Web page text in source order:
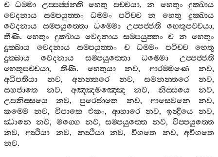
ච
ධම‍්මා උප‍්පජ‍්ජන‍්ති හෙතු පච‍්චයා,න හෙතුං
දුක‍්ඛාය
වෙදනාය
සම‍්පයුත‍්තං ධම‍්මං පටිච‍්ච න හෙතු
දුක‍්ඛාය
වෙදනාය
සම‍්පයුත‍්තො ධම‍්මො උප‍්පජ‍්ජති හෙතුපච‍්චයා,
තීණි.හෙතුං දුක‍්ඛාය වෙදනාය සම‍්පයුත‍්තං ච න හෙතුං
දුක‍්ඛාය
වෙදනාය සම‍්පයුත‍්තං ච ධම‍්මං පටිච‍්ච
හෙතු
දුක‍්ඛාය
වෙදනාය සම‍්පයුත‍්තො ධම‍්මො
උප‍්පජ‍්ජති
හෙතුපච‍්චයා, තීණි. හෙතුයා නව,ආරම‍්මණෙ නව,
අධිපතියා
නව,අනන‍්තරෙ නව,සමනන‍්තරෙ නව,
සහජාතෙ
නව, අඤ‍්ඤමඤ‍්ඤෙ නව,නිස‍්සයෙ නව,
උපනිස‍්සයෙ
නව,පුරෙජාතෙ නව, ආසෙවනෙ නව,
කම‍්මෙ
නව, විපාකෙ එකං, ආහාරෙ නව, ඉන්‍ද්‍රියෙ නව,
ඣානෙ නව, මග‍්ගෙ නව,සම‍්පයුත‍්තෙ නව,විප‍්පයුත‍්තෙ
නව,අත්‍ථියා නව, නත්‍ථියා නව,විගතෙ නව,අවිගතෙ
නව.